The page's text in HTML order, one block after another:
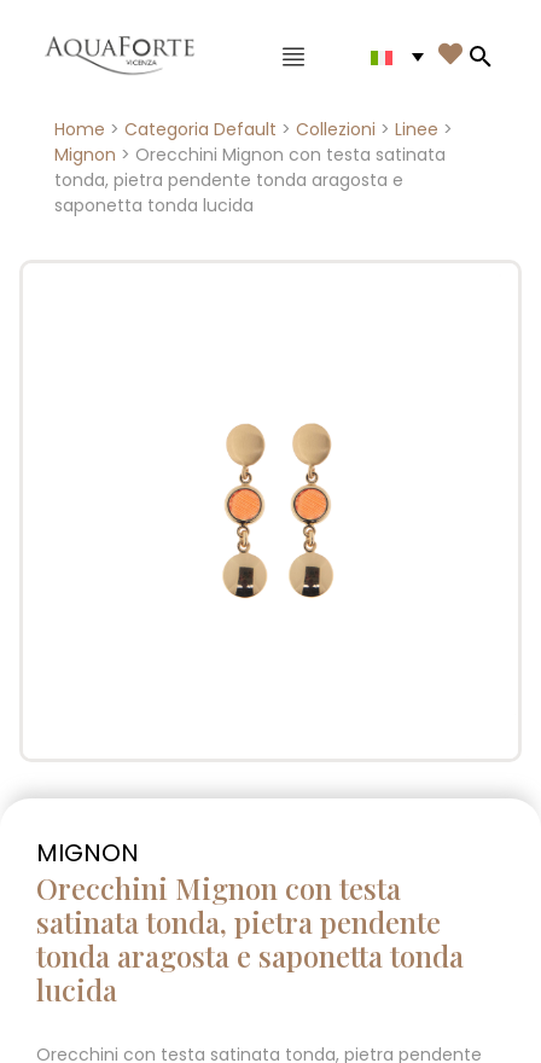
Menù principale 
Home > Categoria Default > Collezioni > Linee >
Mignon > Orecchini Mignon con testa satinata
tonda, pietra pendente tonda aragosta e
saponetta tonda lucida
MIGNON
Orecchini Mignon con testa
satinata tonda, pietra pendente
tonda aragosta e saponetta tonda
lucida
Orecchini con testa satinata tonda, pietra pendente